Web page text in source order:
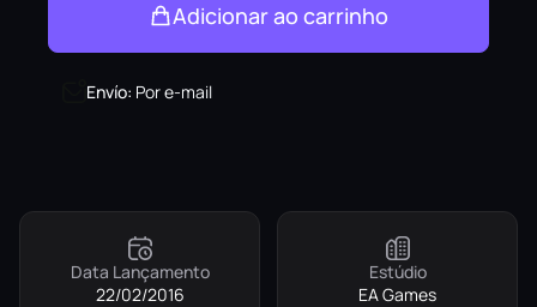
Adicionar ao carrinho
Envío: Por e-mail
Data Lançamento
22/02/2016
Estúdio
EA Games